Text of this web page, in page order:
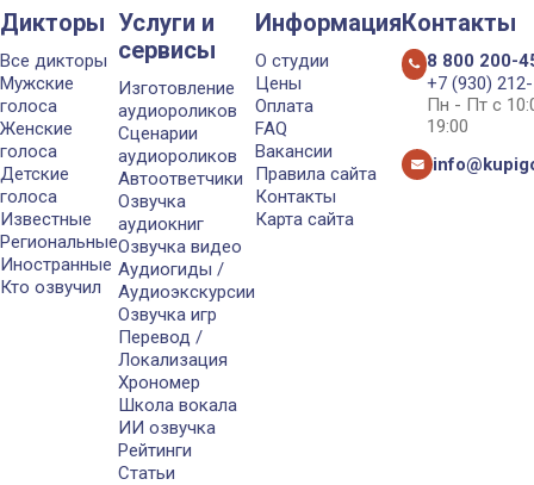
Дикторы
Все дикторы
Мужские
голоса
Женские
голоса
Детские
голоса
Известные
Региональные
Иностранные
Кто озвучил
Услуги и
сервисы
Изготовление
аудиороликов
Сценарии
аудиороликов
Автоответчики
Озвучка
аудиокниг
Озвучка видео
Аудиогиды /
Аудиоэкскурсии
Озвучка игр
Перевод /
Локализация
Хрономер
Школа вокала
ИИ озвучка
Рейтинги
Статьи
Информация
О студии
Цены
Оплата
FAQ
Вакансии
Правила сайта
Контакты
Карта сайта
Контакты
8 800 200-
+7 (930)
Пн - Пт с
19:00